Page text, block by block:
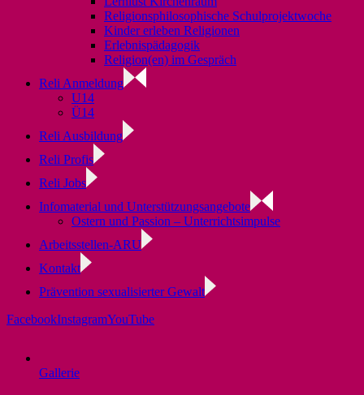
Religionsphilosophische Schulprojektwoche
Kinder erleben Religionen
Erlebnispädagogik
Religion(en) im Gespräch
Reli Anmeldung
U14
Ü14
Reli Ausbildung
Reli Profis
Reli Jobs
Infomaterial und Unterstützungsangebote
Ostern und Passion – Unterrichtsimpulse
Arbeitsstellen-ARU
Kontakt
Prävention sexualisierter Gewalt
FacebookInstagramYouTube
Gallerie